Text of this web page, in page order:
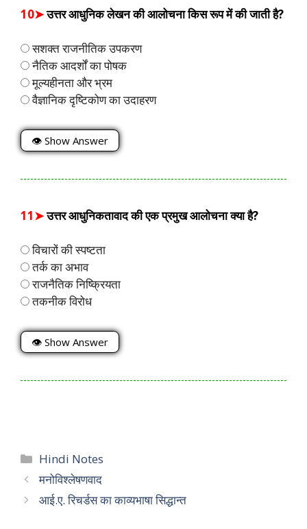
10➤उत्तर आधुनिक लेखन की आलोचना किस रूप में की जाती है?
सशक्त राजनीतिक उपकरण
नैतिक आदर्शों का पोषक
मूल्यहीनता और भ्रम
वैज्ञानिक दृष्टिकोण का उदाहरण
👁 Show Answer
11➤उत्तर आधुनिकतावाद की एक प्रमुख आलोचना क्या है?
विचारों की स्पष्टता
तर्क का अभाव
राजनैतिक निष्क्रियता
तकनीक विरोध
👁 Show Answer
Categories
Hindi Notes
मनोविश्लेषणवाद
आई.ए. रिचर्डस का काव्यभाषा सिद्धान्त